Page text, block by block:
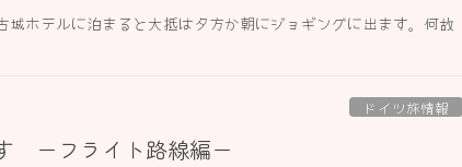
ホテルに泊まると大抵は夕方か朝にジョギングに出ます。何故
ドイツ旅情報
ーフライト路線編ー